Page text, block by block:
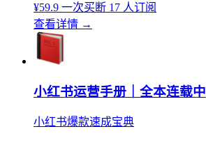
¥59.9 一次买断 17 人订阅
查看详情 →
小红书运营手册｜全本连载中
小红书爆款速成宝典